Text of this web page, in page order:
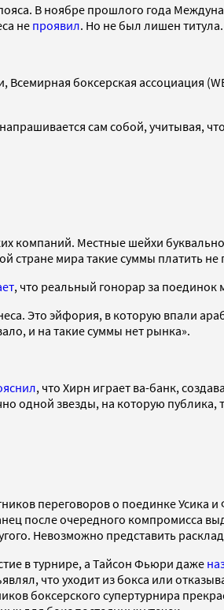
В ноябре прошлого года
не проявил. Но не был лишен титула.
Всемирная боксерская ассоциация
сам собой, учитывая,
компаний. Местные шейхи
стране мира такие суммы платить не
, что реальный гонорар за
Это эйфория, в которую впали
и на такие суммы нет рынка».
, что Хирн играет ва-банк,
одной звезды, на которую публика,
переговоров о поединке
после очередного компромисса
Невозможно представить
в турнире, а Тайсон Фьюри даже
что уходит из бокса или
боксерского супертурнира